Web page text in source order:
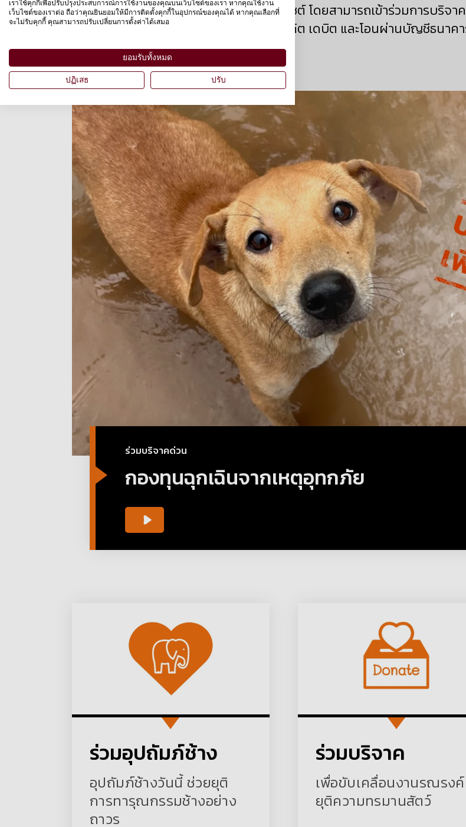
ทารุณกรรมผ่านทางเว็บไซต์ โดยสามารถเข้าร่วมการบริจ
และรายครั้ง ผ่านบัตรเครดิต เดบิต และโอนผ่านบัญชีธนาค
กองทุนฉุกเฉินจากเหตุอุทกภัย
ร่วมบริจาคด่วน
ร่วมอุปถัมภ์ช้าง
อุปถัมภ์ช้างวันนี้ ช่วยยุติ
การทารุณกรรมช้างอย่าง
ถาวร
ร่วมบริจาค
เพื่อขับเคลื่อนงานรณรงค์
ยุติความทรมานสัตว์
เราใช้คุกกี้เพื่อปรับปรุงประสบการณ์การใช้งานของคุณบนเว็บไซต์ของเรา หากคุณใช้งาน
เว็บไซต์ของเราต่อ ถือว่าคุณยินยอมให้มีการติดตั้งคุกกี้ในอุปกรณ์ของคุณได้ หากคุณเลือกที่
จะไม่รับคุกกี้ คุณสามารถปรับเปลี่ยนการตั้งค่าได้เสมอ
ยอมรับทั้งหมด
ปฏิเสธ ปรับ